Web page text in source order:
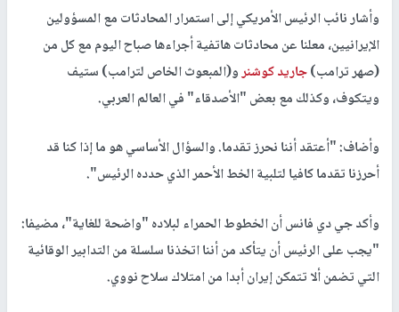
وأشار نائب الرئيس الأمريكي إلى استمرار المحادثات مع المسؤولين
الإيرانيين، معلنا عن محادثات هاتفية أجراءها صباح اليوم مع كل من
(صهر ترامب)جاريد كوشنرو(المبعوث الخاص لترامب) ستيف
ويتكوف، وكذلك مع بعض "الأصدقاء" في العالم العربي.
وأضاف: "أعتقد أننا نحرز تقدما. والسؤال الأساسي هو ما إذا كنا قد
أحرزنا تقدما كافيا لتلبية الخط الأحمر الذي حدده الرئيس".
وأكد جي دي فانس أن الخطوط الحمراء لبلاده "واضحة للغاية"، مضيفا:
"يجب على الرئيس أن يتأكد من أننا اتخذنا سلسلة من التدابير الوقائية
التي تضمن ألا تتمكن إيران أبدا من امتلاك سلاح نووي.